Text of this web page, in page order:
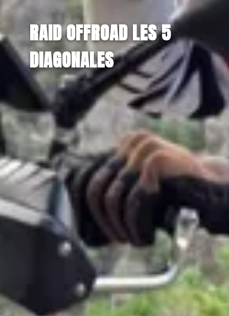
RAID OFFROAD LES 5
DIAGONALES